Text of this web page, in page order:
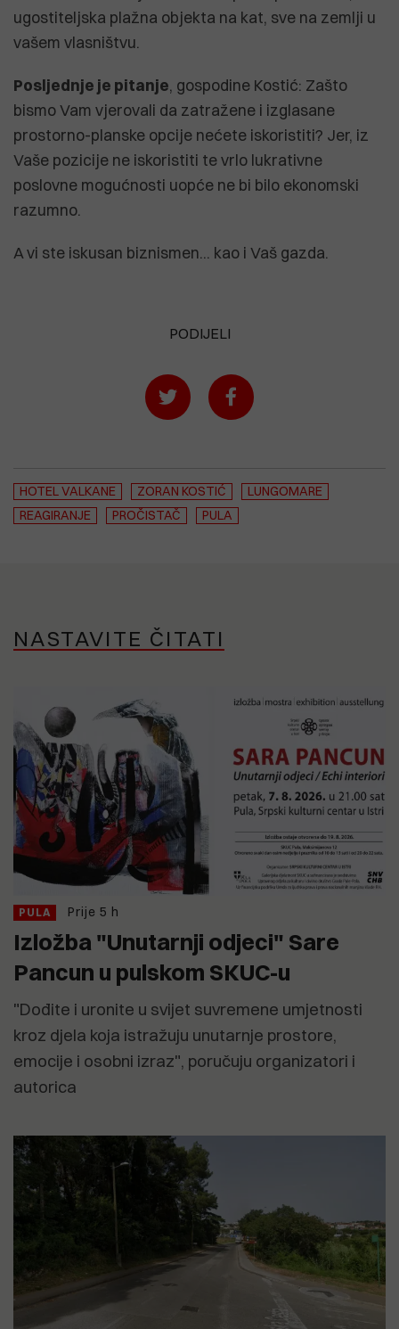
ugostiteljska plažna objekta na kat, sve na zemlji u
vašem vlasništvu.
Posljednje je pitanje, gospodine Kostić: Zašto
bismo Vam vjerovali da zatražene i izglasane
prostorno-planske opcije nećete iskoristiti? Jer, iz
Vaše pozicije ne iskoristiti te vrlo lukrativne
poslovne mogućnosti uopće ne bi bilo ekonomski
razumno.
A vi ste iskusan biznismen... kao i Vaš gazda.
PODIJELI
HOTEL VALKANE ZORAN KOSTIĆ
LUNGOMARE
REAGIRANJE
PROČISTAČ PULA
NASTAVITE ČITATI
PULA Prije 5 h
Izložba "Unutarnji odjeci" Sare
Pancun u pulskom SKUC-u
"Dođite i uronite u svijet suvremene umjetnosti
kroz djela koja istražuju unutarnje prostore,
emocije i osobni izraz", poručuju organizatori i
autorica